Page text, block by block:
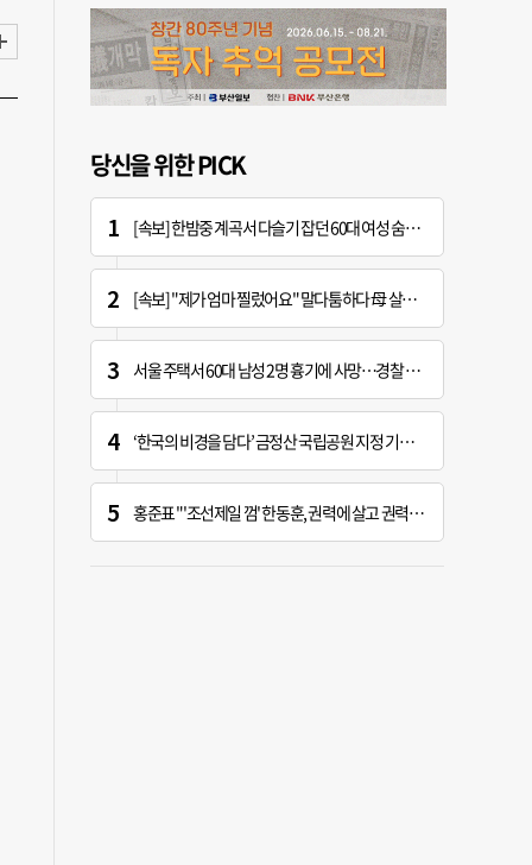
당신을 위한 PICK
[속보] 한밤중 계곡서 다슬기 잡던 60대 여성 숨진 채 발견
[속보] "제가 엄마 찔렀어요" 말다툼하다 母 살해한 10대 아들, 법원 출석
서울 주택서 60대 남성 2명 흉기에 사망…경찰 수사 중
‘한국의 비경을 담다’ 금정산 국립공원 지정 기념 전시회
홍준표 "'조선제일 껌' 한동훈, 권력에 살고 권력에 죽어…검찰 문 닫게 한 원흉"